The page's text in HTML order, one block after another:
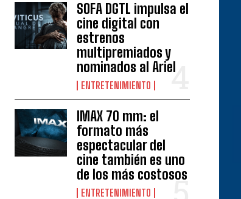
SOFA DGTL impulsa el
cine digital con
estrenos
multipremiados y
nominados al Ariel
ENTRETENIMIENTO
IMAX 70 mm: el
formato más
espectacular del
cine también es uno
de los más costosos
ENTRETENIMIENTO